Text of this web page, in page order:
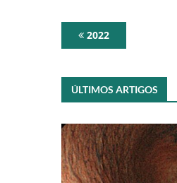
2022
ÚLTIMOS ARTIGOS